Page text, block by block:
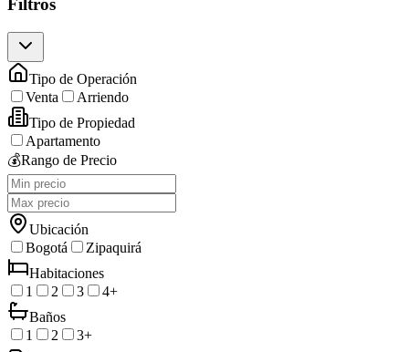
Filtros
Tipo de Operación
Venta
Arriendo
Tipo de Propiedad
Apartamento
💰Rango de Precio
Ubicación
Bogotá
Zipaquirá
Habitaciones
1
2 3
4+
Baños
1
2
3+